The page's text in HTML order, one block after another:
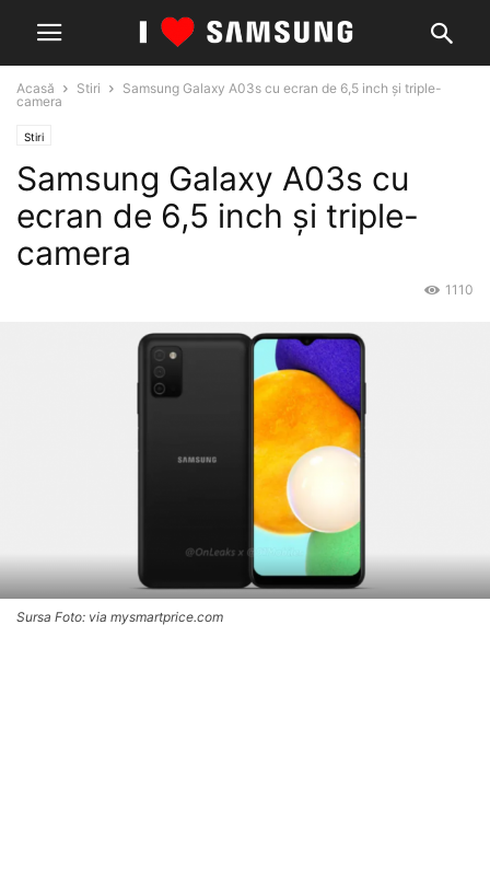
Acasă Stiri
Samsung Galaxy A03s cu ecran de 6,5 inch și triple-
camera
Stiri
Samsung Galaxy A03s cu
ecran de 6,5 inch și triple-
camera
1110
Sursa Foto: via mysmartprice.com